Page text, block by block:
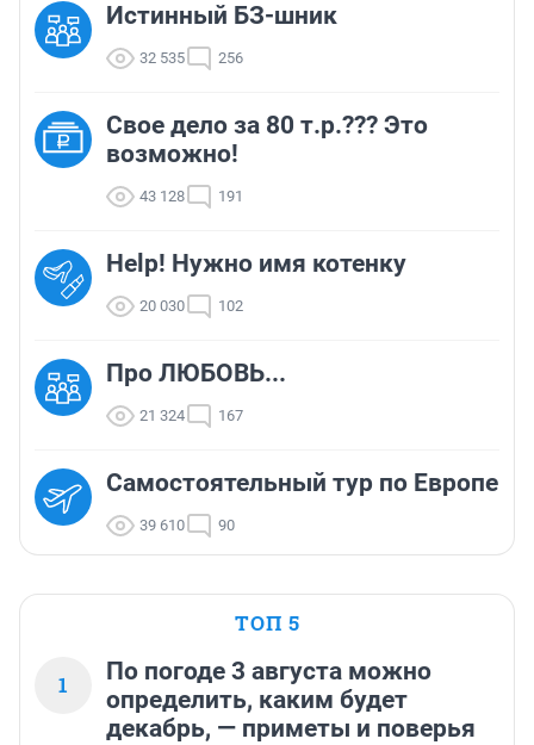
Истинный БЗ-шник
32 535 256
Свое дело за 80 т.р.??? Это
возможно!
43 128 191
Help! Нужно имя котенку
20 030 102
Про ЛЮБОВЬ...
21 324 167
Самостоятельный тур по Европе
39 610 90
ТОП 5
1
По погоде 3 августа можно
определить, каким будет
декабрь, — приметы и поверья